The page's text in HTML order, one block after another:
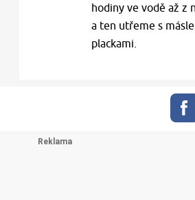
hodiny ve vodě až z
a ten utřeme s
plackami.